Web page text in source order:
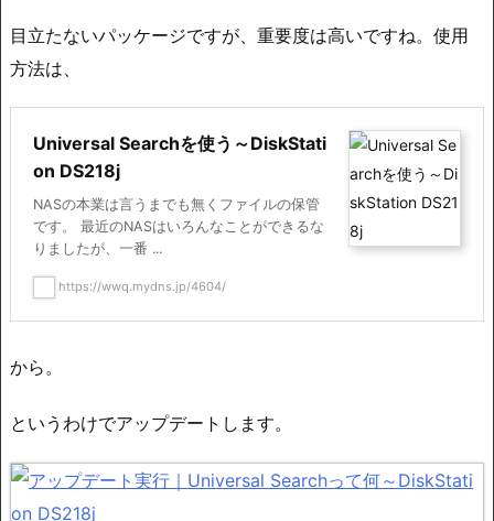
目立たないパッケージですが、重要度は高いですね。使用
方法は、
Universal Searchを使う～DiskStati
on DS218j
NASの本業は言うまでも無くファイルの保管
です。 最近のNASはいろんなことができるな
りましたが、一番 ...
https://wwq.mydns.jp/4604/
から。
というわけでアップデートします。